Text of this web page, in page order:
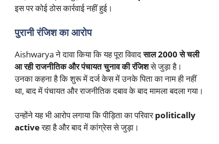
इस पर कोई ठोस कार्रवाई नहीं हुई।
पुरानी रंजिश का आरोप
Aishwarya ने दावा किया कि यह पूरा विवादसाल 2000 से चली
आ रही राजनीतिक और पंचायत चुनाव की रंजिशसे जुड़ा है।
उनका कहना है कि शुरू में दर्ज केस में उनके पिता का नाम ही नहीं
था, बाद में पंचायत और राजनीतिक दबाव के बाद मामला बदला गया।
उन्होंने यह भी आरोप लगाया कि पीड़िता का परिवारpolitically
activeरहा है और बाद में कांग्रेस से जुड़ा।